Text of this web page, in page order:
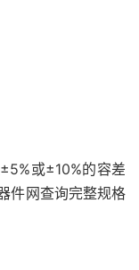
或±10%的容差
件网查询完整规格